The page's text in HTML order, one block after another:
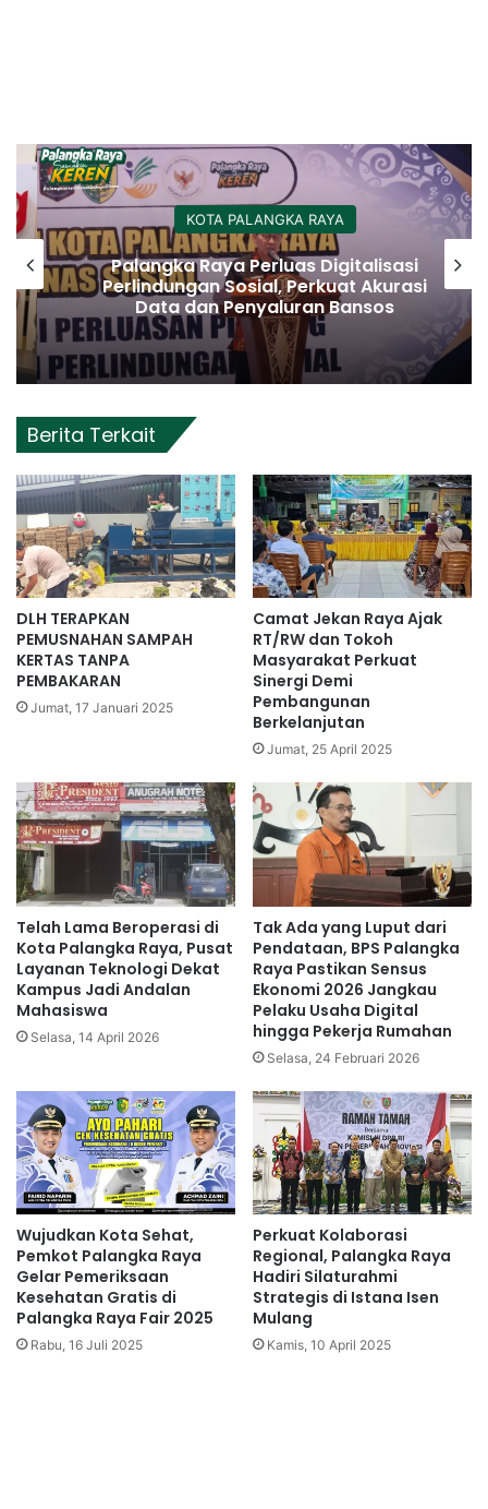
KOTA PALANGKA RAYA
Palangka Raya Perluas Digitalisasi
Perlindungan Sosial, Perkuat Akurasi
Data dan Penyaluran Bansos
Berita Terkait
DLH TERAPKAN
PEMUSNAHAN SAMPAH
KERTAS TANPA
PEMBAKARAN
Jumat, 17 Januari 2025
Camat Jekan Raya Ajak
RT/RW dan Tokoh
Masyarakat Perkuat
Sinergi Demi
Pembangunan
Berkelanjutan
Jumat, 25 April 2025
Telah Lama Beroperasi di
Kota Palangka Raya, Pusat
Layanan Teknologi Dekat
Kampus Jadi Andalan
Mahasiswa
Selasa, 14 April 2026
Tak Ada yang Luput dari
Pendataan, BPS Palangka
Raya Pastikan Sensus
Ekonomi 2026 Jangkau
Pelaku Usaha Digital
hingga Pekerja Rumahan
Selasa, 24 Februari 2026
Wujudkan Kota Sehat,
Pemkot Palangka Raya
Gelar Pemeriksaan
Kesehatan Gratis di
Palangka Raya Fair 2025
Rabu, 16 Juli 2025
Perkuat Kolaborasi
Regional, Palangka Raya
Hadiri Silaturahmi
Strategis di Istana Isen
Mulang
Kamis, 10 April 2025